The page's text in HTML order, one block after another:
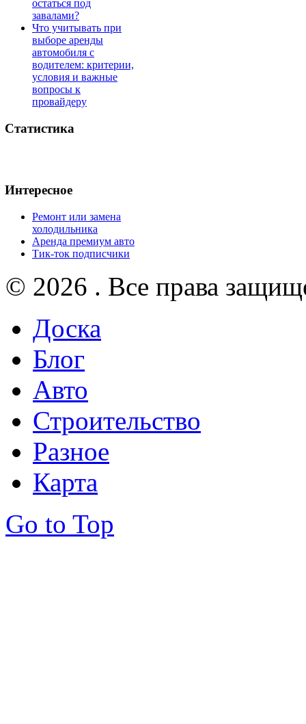
остаться под
завалами?
Что учитывать при
выборе аренды
автомобиля с
водителем: критерии,
условия и важные
вопросы к
провайдеру
Статистика
Интересное
Ремонт или замена
холодильника
Аренда премиум авто
Тик-ток подписчики
© 2026 . Все права
Доска
Блог
Авто
Строительство
Разное
Карта
Go to Top